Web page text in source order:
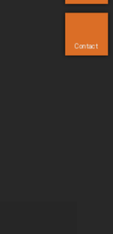
Contact